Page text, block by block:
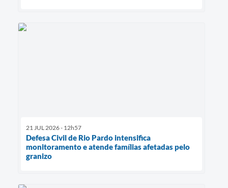
21 JUL 2026 - 12h57
Defesa Civil de Rio Pardo intensifica
monitoramento e atende famílias afetadas pelo
granizo